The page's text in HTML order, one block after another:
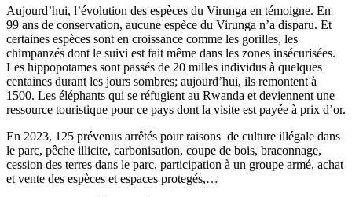
Aujourd’hui, l’évolution des espèces du Virunga en témoigne. En
99 ans de conservation, aucune espèce du Virunga n’a disparu. Et
certaines espèces sont en croissance comme les gorilles, les
chimpanzés dont le suivi est fait même dans les zones insécurisées.
Les hippopotames sont passés de 20 milles individus à quelques
centaines durant les jours sombres; aujourd’hui, ils remontent à
1500. Les éléphants qui se réfugient au Rwanda et deviennent une
ressource touristique pour ce pays dont la visite est payée à prix d’or.
En 2023, 125 prévenus arrêtés pour raisons de culture illégale dans
le parc, pêche illicite, carbonisation, coupe de bois, braconnage,
cession des terres dans le parc, participation à un groupe armé, achat
et vente des espèces et espaces protegés,…